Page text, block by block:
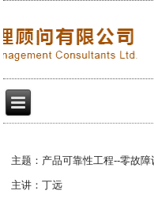
主题：产品可靠性工程--零故
主讲：丁远